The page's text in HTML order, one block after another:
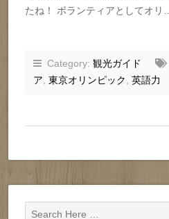
たね！ ボランティアとしてオリ…
Category: 観光ガイド
ア 東京オリンピック 英語力